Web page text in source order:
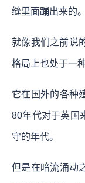
缝里面蹦出来的。
就像我们之前说
格局上也处于一
它在国外的各种
80年代对于英国
守的年代。
但是在暗流涌动